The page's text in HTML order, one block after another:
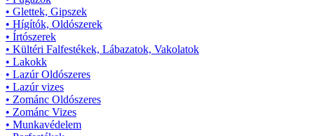
• Glettek, Gipszek
• Hígítók, Oldószerek
• Írtószerek
• Kültéri Falfestékek, Lábazatok, Vakolatok
• Lakokk
• Lazúr Oldószeres
• Lazúr vizes
• Zománc Oldószeres
• Zománc Vizes
• Munkavédelem